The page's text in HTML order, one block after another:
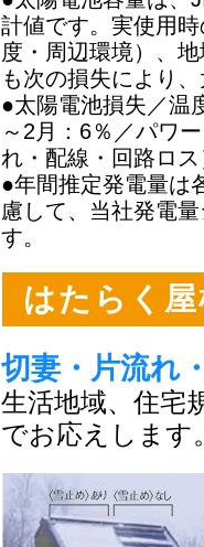
計値です。実使用
度・周辺環境）、
も次の損失により
●太陽電池損失／温
～2月：6％／パワ
れ・配線・回路ロ
●年間推定発電量は
慮して、当社発電
す。
はたらく
切妻・片流れ
生活地域、住宅
でお応えします